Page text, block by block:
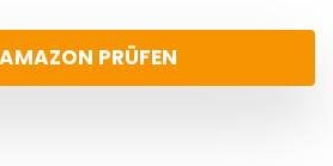
PRÜFEN